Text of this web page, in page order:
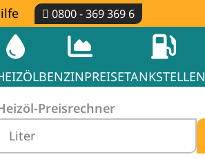
0800 - 369 369 6
BENZINPREISETANKSTELLEN
Preisrechner